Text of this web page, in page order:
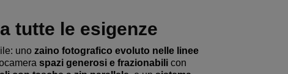
tutte le esigenze
uno zaino fotografico evoluto nelle linee
spazi generosi e frazionabili con